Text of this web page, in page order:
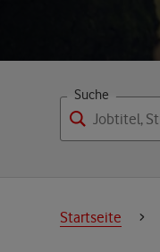
Suche
Startseite